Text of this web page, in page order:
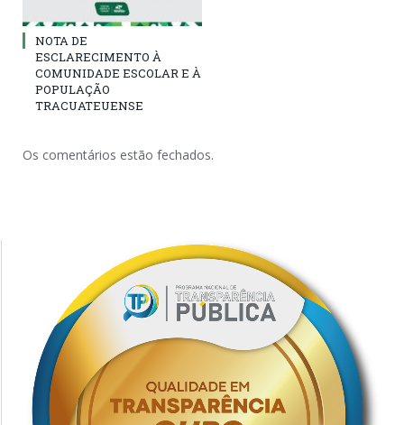
NOTA DE
ESCLARECIMENTO À
COMUNIDADE ESCOLAR E À
POPULAÇÃO
TRACUATEUENSE
Os comentários estão fechados.